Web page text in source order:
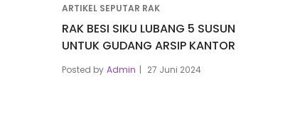
ARTIKEL SEPUTAR RAK
RAK BESI SIKU LUBANG 5 SUSUN
UNTUK GUDANG ARSIP KANTOR
Posted by Admin 27 Juni 2024